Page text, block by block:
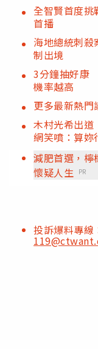
全智賢首度
首播
海地總統刺
制出境
3分鐘抽好康
機率越高
更多最新熱門
木村光希出
網笑噴：算妳
減肥首選，檸
懷疑人生 PR
投訴爆料專線